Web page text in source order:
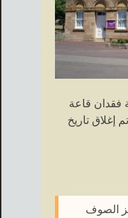
فقدان قاعة
إغلاق تاريخ
الصوف